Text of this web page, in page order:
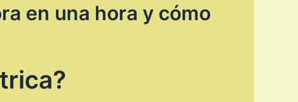
en una hora y cómo